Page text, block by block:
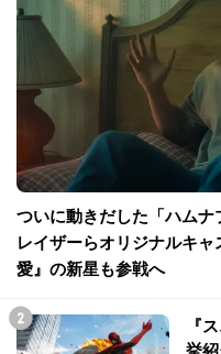
ついに動きだした「ハム
レイザーらオリジナルキ
愛』の新星も参戦へ
『
挙